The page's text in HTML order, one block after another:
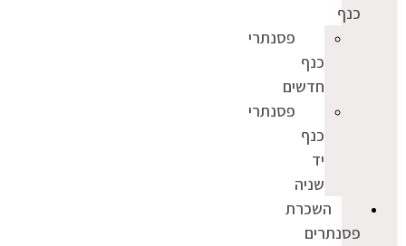
כנף
פסנתרי
כנף
חדשים
פסנתרי
כנף
יד
שניה
השכרת
פסנתרים